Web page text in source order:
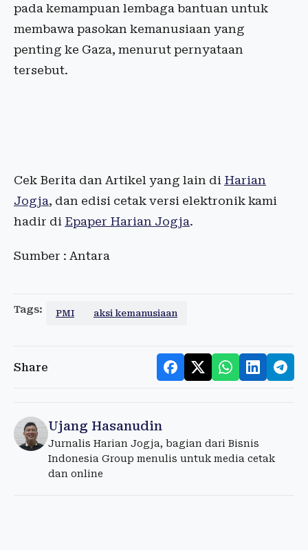
pada kemampuan lembaga bantuan untuk
membawa pasokan kemanusiaan yang
penting ke Gaza, menurut pernyataan
tersebut.
Cek Berita dan Artikel yang lain di Harian
Jogja, dan edisi cetak versi elektronik kami
hadir di Epaper Harian Jogja.
Sumber : Antara
Tags: PMI aksi kemanusiaan
Share
Ujang Hasanudin
Jurnalis Harian Jogja, bagian dari Bisnis
Indonesia Group menulis untuk media cetak
dan online